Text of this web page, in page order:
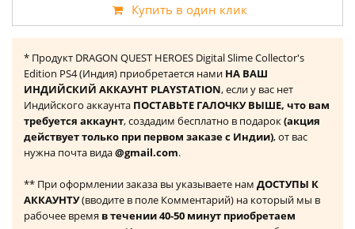
Купить в один клик
* Продукт DRAGON QUEST HEROES Digital Slime Collector's
Edition PS4 (Индия) приобретается нами НА ВАШ
ИНДИЙСКИЙ АККАУНТ PLAYSTATION, если у вас нет
Индийского аккаунта ПОСТАВЬТЕ ГАЛОЧКУ ВЫШЕ, что вам
требуется аккаунт, создадим бесплатно в подарок(акция
действует только при первом заказе с Индии), от вас
нужна почта вида@gmail.com.
** При оформлении заказа вы указываете нам ДОСТУПЫ К
АККАУНТУ(вводите в поле Комментарий) на который мы в
рабочее время в течении 40-50 минут приобретаем